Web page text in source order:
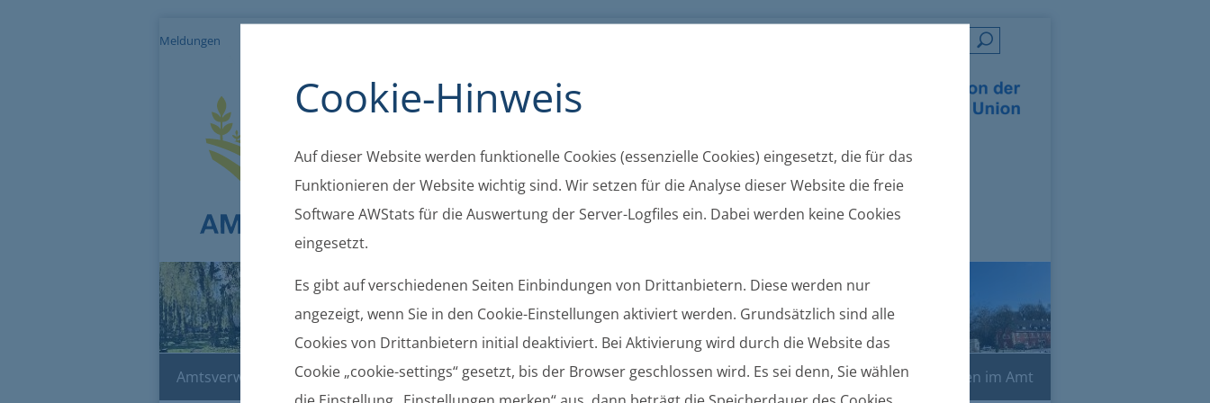
Cookie-Hinweis
Auf dieser Website werden funktionelle Cookies (essenzielle Cookies) eingesetzt, die für das
Funktionieren der Website wichtig sind. Wir setzen für die Analyse dieser Website die freie
Software AWStats für die Auswertung der Server-Logfiles ein. Dabei werden keine Cookies
eingesetzt.
Es gibt auf verschiedenen Seiten Einbindungen von Drittanbietern. Diese werden nur
angezeigt, wenn Sie in den Cookie-Einstellungen aktiviert werden. Grundsätzlich sind alle
Cookies von Drittanbietern initial deaktiviert. Bei Aktivierung wird durch die Website das
Cookie „cookie-settings“ gesetzt, bis der Browser geschlossen wird. Es sei denn, Sie wählen
Meldungen
Amtsverwaltung Bekanntmachungen Gemeinden Ortsrecht Gremien Online-Dienste Leben im Amt